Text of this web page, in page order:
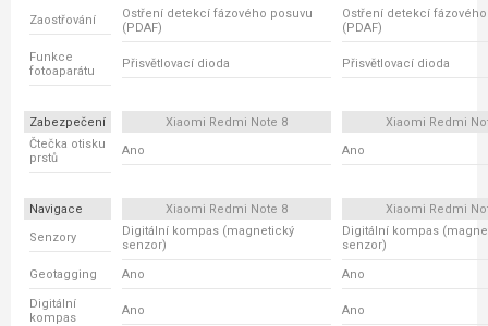
Zaostřování
Ostření detekcí fázového posuvu
(PDAF)
Ostření detekcí
(PDAF)
Funkce
fotoaparátu
Přisvětlovací dioda Přisvětlovací dioda
Zabezpečení Xiaomi Redmi Note 8
Xiaomi Redmi
Čtečka otisku
prstů
Ano Ano
Navigace Xiaomi Redmi Note 8
Xiaomi Redmi
Senzory
Digitální kompas (magnetický
senzor)
Digitální kompas
senzor)
Geotagging Ano Ano
Digitální
kompas
Ano Ano